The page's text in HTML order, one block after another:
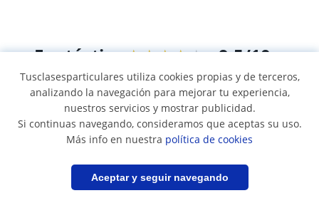
Guardar búsqueda
Fantástica★★★★★ 9,5/10
305915 opiniones de alumnos
© 2007 - 2026 Tus clases particulares
Mapa web:Profesores particulares
Tusclasesparticulares utiliza cookies propias y de terceros,
analizando la navegación para mejorar tu experiencia,
nuestros servicios y mostrar publicidad.
Si continuas navegando, consideramos que aceptas su uso.
Más info en nuestra política de cookies
Aceptar y seguir navegando